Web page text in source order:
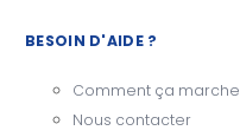
BESOIN D'AIDE ?
Comment ça marche
Nous contacter